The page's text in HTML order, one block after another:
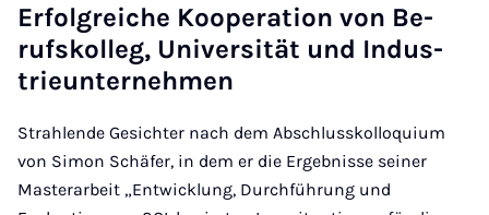
Er­folg­rei­che Ko­ope­ra­ti­on von Be­
rufs­kol­leg, Uni­ver­si­tät und In­dus­
trie­un­ter­neh­men
Strahlende Gesichter nach dem Abschlusskolloquium
von Simon Schäfer, in dem er die Ergebnisse seiner
Masterarbeit „Entwicklung, Durchführung und